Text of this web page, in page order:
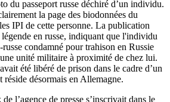
du passeport russe déchiré d’un individu.
la page des biodonnées du
IPI de cette personne. La publication
en russe, indiquant que l'individu
condamné pour trahison en Russie
unité militaire à proximité de chez lui.
été libéré de prison dans le cadre d’un
réside désormais en Allemagne.
l’agence de presse s’inscrivait dans le